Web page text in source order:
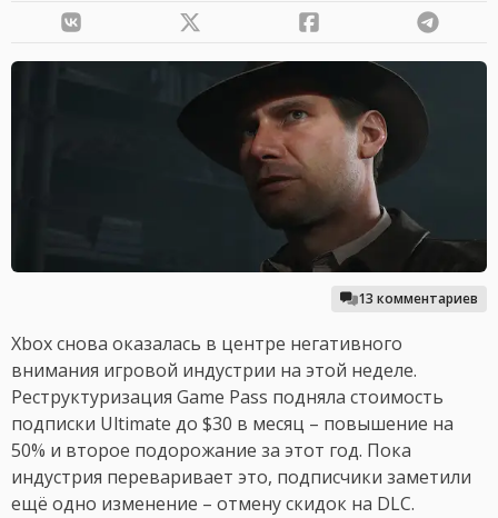
13 комментариев
Xbox снова оказалась в центре негативного
внимания игровой индустрии на этой неделе.
Реструктуризация Game Pass подняла стоимость
подписки Ultimate до $30 в месяц – повышение на
50% и второе подорожание за этот год. Пока
индустрия переваривает это, подписчики заметили
ещё одно изменение – отмену скидок на DLC.